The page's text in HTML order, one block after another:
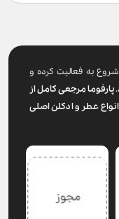
شروع به فعالیت کرده و
پارفومامرجعی کامل از
عطر و ادکلن اصلی